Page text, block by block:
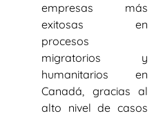
empresas más
exitosas en
procesos
migratorios y
humanitarios en
Canadá, gracias al
alto nivel de casos